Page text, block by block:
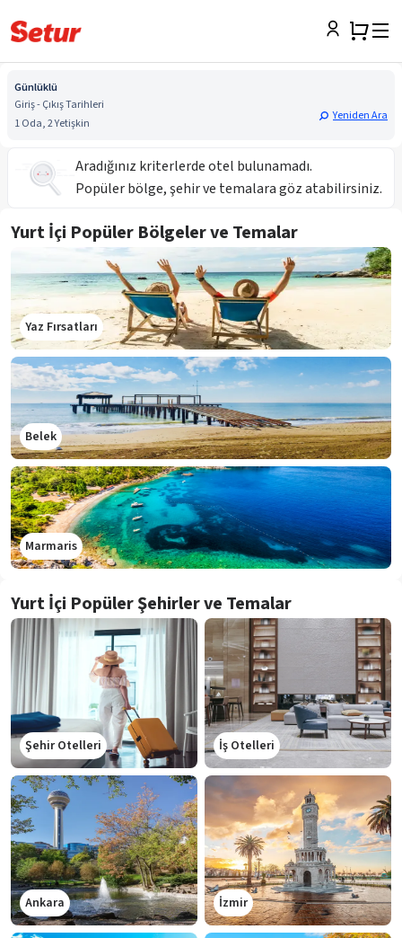
Günlüklü
Giriş - Çıkış Tarihleri
1 Oda, 2 Yetişkin
Yeniden Ara
Aradığınız kriterlerde otel bulunamadı.
Popüler bölge, şehir ve temalara göz atabilirsiniz.
Yurt İçi Popüler Bölgeler ve Temalar
Yaz Fırsatları
Belek
Marmaris
Yurt İçi Popüler Şehirler ve Temalar
Şehir Otelleri İş Otelleri
Ankara İzmir